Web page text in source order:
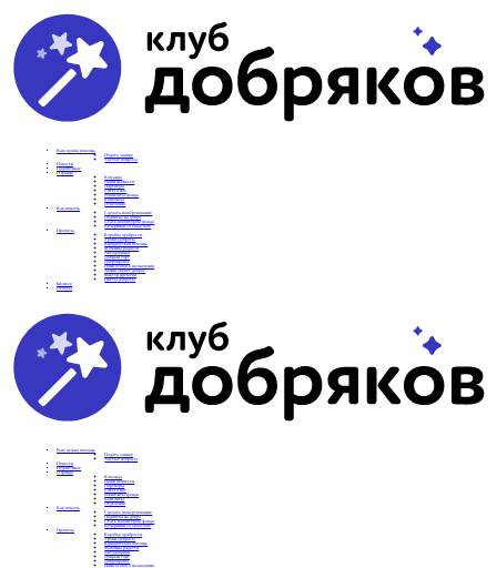
Вам нужна помощь
Подать заявку
Частые вопросы
Новости
Подопечные
О фонде
Команда
Наши ценности
Партнеры
СМИ о нас
Реквизиты фонда
Контакты
Отделения
Как помочь
Сделать пожертвование
Подписка на добро
Стать волонтером фонда
Вечеринки со смыслом
Проекты
Коробка храбрости
Уроки Доброты
Юридическая помощь
Мамины радости
Автодобряки
Добрый торт
Добропробег
Няни особого назначения
Акция «Букет добра»
Фактор времени
Цветы доброты
Бизнесу
Отчеты
Вам нужна помощь
Подать заявку
Частые вопросы
Новости
Подопечные
О фонде
Команда
Наши ценности
Партнеры
СМИ о нас
Реквизиты фонда
Контакты
Отделения
Как помочь
Сделать пожертвование
Подписка на добро
Стать волонтером фонда
Вечеринки со смыслом
Проекты
Коробка храбрости
Уроки Доброты
Юридическая помощь
Мамины радости
Автодобряки
Добрый торт
Добропробег
Няни особого назначения